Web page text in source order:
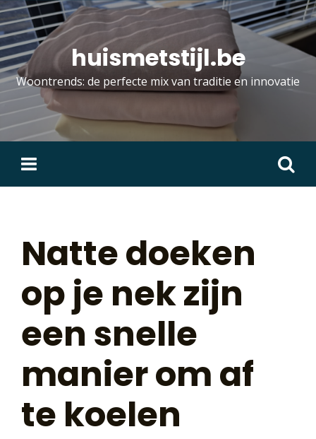
Skip
to
content
huismetstijl.be
Woontrends: de perfecte mix van traditie en innovatie
Zoeken
naar:
Natte doeken
op je nek zijn
een snelle
manier om af
te koelen